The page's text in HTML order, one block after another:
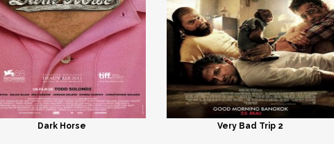
Dark Horse Very Bad Trip 2